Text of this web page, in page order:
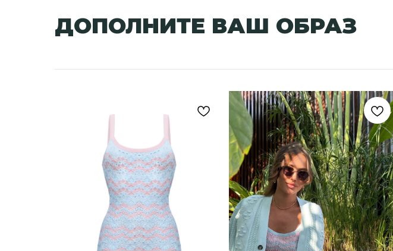
ДОПОЛНИТЕ ВАШ ОБРАЗ